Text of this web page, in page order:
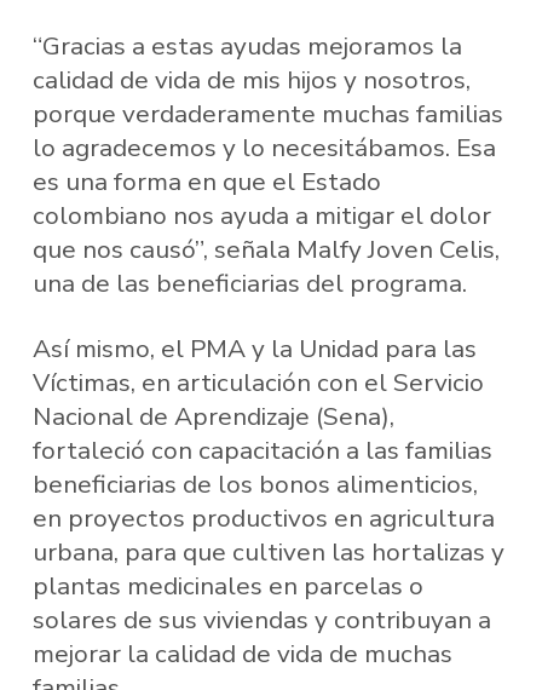
“Gracias a estas ayudas mejoramos la
calidad de vida de mis hijos y nosotros,
porque verdaderamente muchas familias
lo agradecemos y lo necesitábamos. Esa
es una forma en que el Estado
colombiano nos ayuda a mitigar el dolor
que nos causó”, señala Malfy Joven Celis,
una de las beneficiarias del programa.
Así mismo, el PMA y la Unidad para las
Víctimas, en articulación con el Servicio
Nacional de Aprendizaje (Sena),
fortaleció con capacitación a las familias
beneficiarias de los bonos alimenticios,
en proyectos productivos en agricultura
urbana, para que cultiven las hortalizas y
plantas medicinales en parcelas o
solares de sus viviendas y contribuyan a
mejorar la calidad de vida de muchas